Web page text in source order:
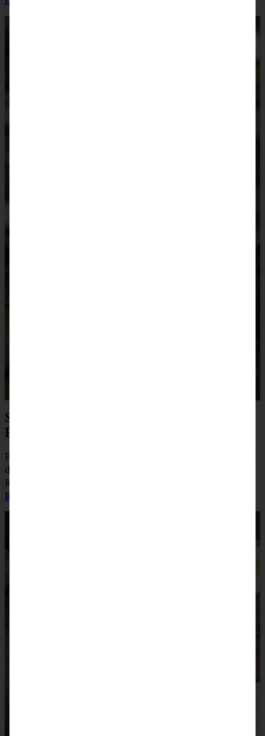
Saftiger Kürbiskuchen mit Frischkäse-
Frosting
Früher kannte man ihn nur von Starbucks, inzwischen ist
dieser Kuchen ein echter Klassiker: der saftige
Kürbiskuchen mit Frischkäse-Frosting.
Rezept gibt es hier.